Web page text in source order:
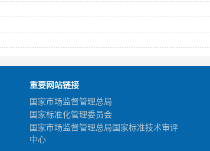
重要网站链接
国家市场监督管理总局
国家标准化管理委员会
国家市场监督管理总局国家标准技术审评
中心